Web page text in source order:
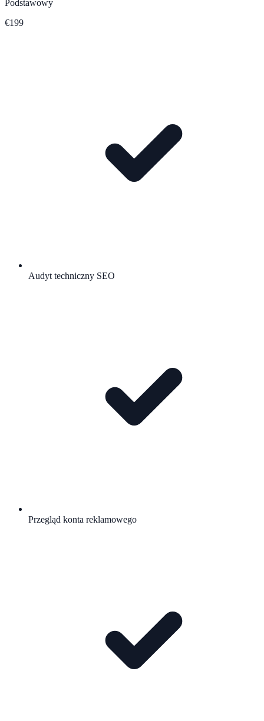
Podstawowy
€199
Audyt techniczny SEO
Przegląd konta reklamowego